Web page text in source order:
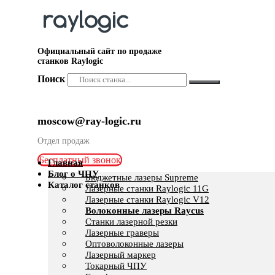
Официальный сайт по продаже
станков Raylogic
Поиск
moscow@ray-logic.ru
Отдел продаж
Бесплатный звонок
Главная
Блог о ЧПУ
Каталог станков
Бюджетные лазеры Supreme
Лазерные станки Raylogic 11G
Лазерные станки Raylogic V12
Волоконные лазеры Raycus
Станки лазерной резки
Лазерные граверы
Оптоволоконные лазеры
Лазерный маркер
Токарный ЧПУ